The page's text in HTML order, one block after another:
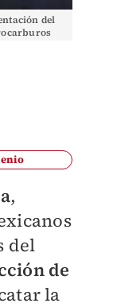
del
,
del
de
la